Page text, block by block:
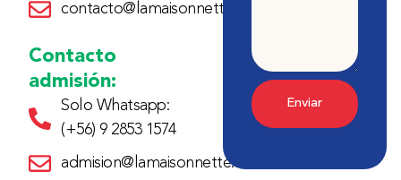
contacto@lamaisonnette.cl
Contacto
admisión:
Solo Whatsapp:
(+56) 9 2853 1574
admision@lamaisonnette.cl
Enviar